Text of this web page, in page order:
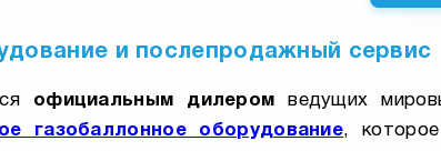
и послепродажный сервис
официальным дилером ведущих
газобаллонное оборудование,